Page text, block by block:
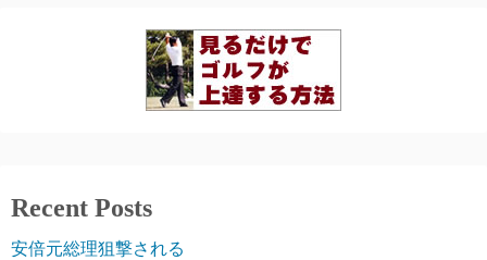
Recent Posts
安倍元総理狙撃される